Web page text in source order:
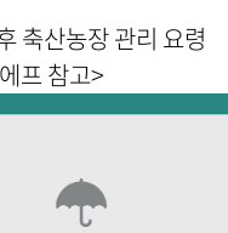
축산농장 관리 요령
프 참고>